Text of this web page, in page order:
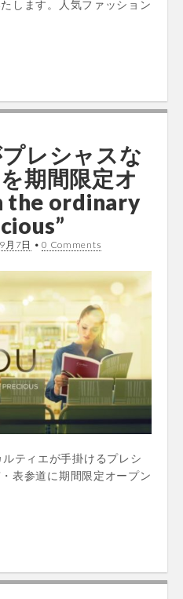
します。人気ファッション
レシャスな
期間限定オ
the ordinary
月7日 •0 Comments
ティエが手掛けるプレシ
表参道に期間限定オープン